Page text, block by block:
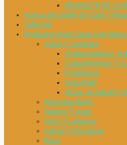
DESHAZTE DE LA
Acerca De Orden En Casa Y
Sobre Mi
Productos Para Casas Con
Salud Y Cuidados
Antiparasitarios,
Complementos Y
Probióticos
Seguridad
Otros, en Salud Y
Mascotas Bebé
Higiene Y Aseo
Deco Y Limpieza
Camas Y Descanso
Ropa